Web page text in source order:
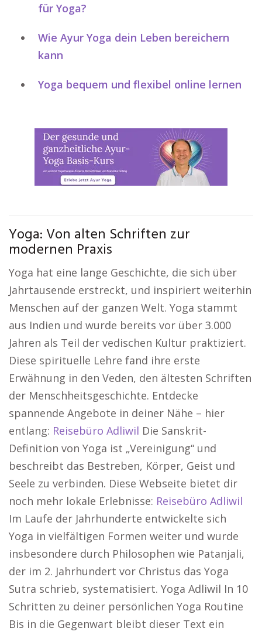
für Yoga?
Wie Ayur Yoga dein Leben bereichern
kann
Yoga bequem und flexibel online lernen
Yoga: Von alten Schriften zur
modernen Praxis
Yoga hat eine lange Geschichte, die sich über
Jahrtausende erstreckt, und inspiriert weiterhin
Menschen auf der ganzen Welt. Yoga stammt
aus Indien und wurde bereits vor über 3.000
Jahren als Teil der vedischen Kultur praktiziert.
Diese spirituelle Lehre fand ihre erste
Erwähnung in den Veden, den ältesten Schriften
der Menschheitsgeschichte. Entdecke
spannende Angebote in deiner Nähe – hier
entlang: Reisebüro Adliwil Die Sanskrit-
Definition von Yoga ist „Vereinigung“ und
beschreibt das Bestreben, Körper, Geist und
Seele zu verbinden. Diese Webseite bietet dir
noch mehr lokale Erlebnisse: Reisebüro Adliwil
Im Laufe der Jahrhunderte entwickelte sich
Yoga in vielfältigen Formen weiter und wurde
insbesondere durch Philosophen wie Patanjali,
der im 2. Jahrhundert vor Christus das Yoga
Sutra schrieb, systematisiert. Yoga Adliwil In 10
Schritten zu deiner persönlichen Yoga Routine
Bis in die Gegenwart bleibt dieser Text ein